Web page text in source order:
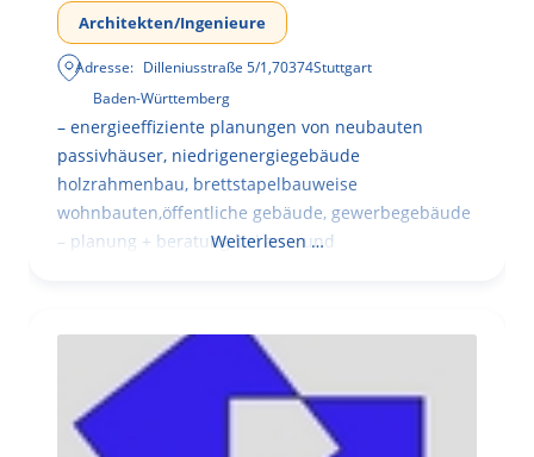
Architekten/Ingenieure
Adresse: Dilleniusstraße 5/1,70374Stuttgart
Baden-Württemberg
– energieeffiziente planungen von neubauten
passivhäuser, niedrigenergiegebäude
holzrahmenbau, brettstapelbauweise
wohnbauten,öffentliche gebäude, gewerbegebäude
– planung + beratung bei an – und
Weiterlesen …